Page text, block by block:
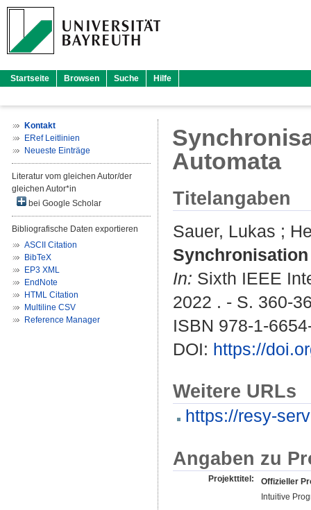
Startseite Browsen Suche Hilfe
Kontakt
ERef Leitlinien
Neueste Einträge
Literatur vom gleichen Autor/der
gleichen Autor*in
bei Google Scholar
Bibliografische Daten exportieren
ASCII Citation
BibTeX
EP3 XML
EndNote
HTML Citation
Multiline CSV
Reference Manager
Automata
Titelangaben
Sauer, Lukas ;
In: Sixth IEEE
2022 . - S. 360-
ISBN 978-1-
DOI: https://
Weitere URLs
https://resy-
Angaben zu
Projekttitel:
Offizieller
Intuitive